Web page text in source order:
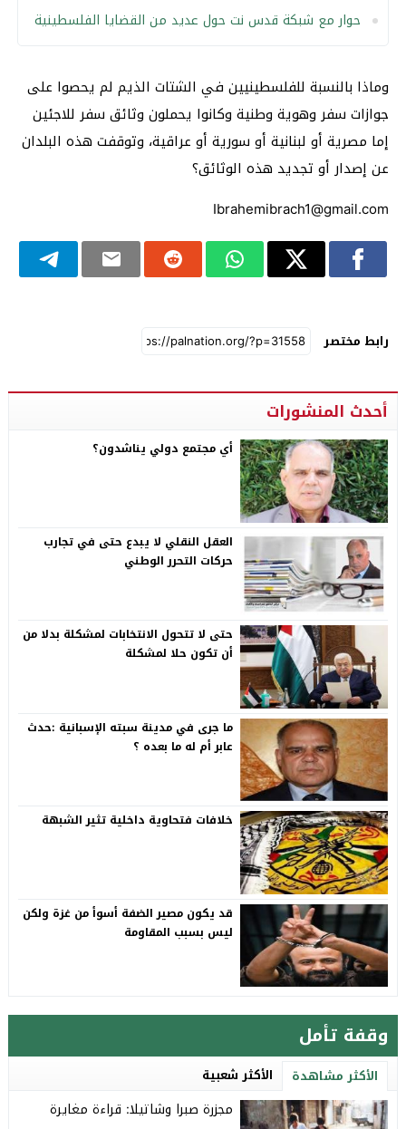
حوار مع شبكة قدس نت حول عديد من القضايا الفلسطينية
وماذا بالنسبة للفلسطينيين في الشتات الذيم لم يحصوا على
جوازات سفر وهوية وطنية وكانوا يحملون وثائق سفر للاجئين
إما مصرية أو لبنانية أو سورية أو عراقية، وتوقفت هذه البلدان
عن إصدار أو تجديد هذه الوثائق؟
Ibrahemibrach1@gmail.com
رابط مختصر
أحدث المنشورات
أي مجتمع دولي يناشدون؟
العقل النقلي لا يبدع حتى في تجارب
حركات التحرر الوطني
حتى لا تتحول الانتخابات لمشكلة بدلا من
أن تكون حلا لمشكلة
ما جرى في مدينة سبته الإسبانية :حدث
عابر أم له ما بعده ؟
خلافات فتحاوية داخلية تثير الشبهة
قد يكون مصير الضفة أسوأ من غزة ولكن
ليس بسبب المقاومة
وقفة تأمل
الأكثر مشاهدة الأكثر شعبية
مجزرة صبرا وشاتيلا: قراءة مغايرة